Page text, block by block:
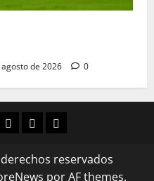
de 2026 0
reservados
por AF themes.